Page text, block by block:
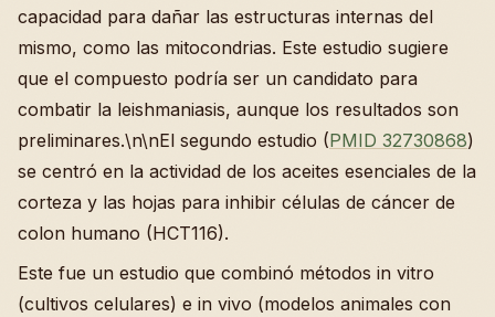
capacidad para dañar las estructuras internas del
mismo, como las mitocondrias. Este estudio sugiere
que el compuesto podría ser un candidato para
combatir la leishmaniasis, aunque los resultados son
preliminares.\n\nEl segundo estudio (PMID 32730868)
se centró en la actividad de los aceites esenciales de la
corteza y las hojas para inhibir células de cáncer de
colon humano (HCT116).
Este fue un estudio que combinó métodos in vitro
(cultivos celulares) e in vivo (modelos animales con